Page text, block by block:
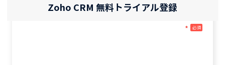
Zoho CRM 無料トライアル登録
* 必須